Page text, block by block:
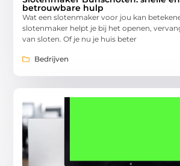
betrouwbare hulp
Wat een slotenmaker voor jou kan
slotenmaker helpt je bij het openen,
van sloten. Of je nu je huis beter
Bedrijven